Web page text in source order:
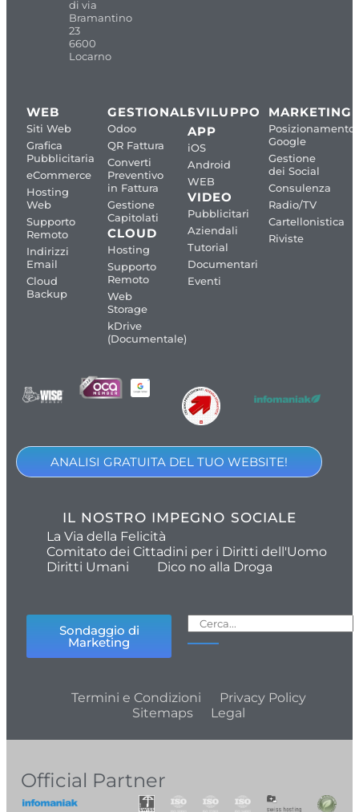
di via
Bramantino
23
6600
Locarno
WEB
Siti Web
Grafica
Pubblicitaria
eCommerce
Hosting
Web
Supporto
Remoto
Indirizzi
Email
Cloud
Backup
GESTIONALI
Odoo
QR Fattura
Converti
Preventivo
in Fattura
Gestione
Capitolati
CLOUD
Hosting
Supporto
Remoto
Web
Storage
kDrive
(Documentale)
SVILUPPO
APP
iOS
Android
WEB
VIDEO
Pubblicitari
Aziendali
Tutorial
Documentari
Eventi
MARKETING
Posizionamento
Google
Gestione
dei Social
Consulenza
Radio/TV
Cartellonistica
Riviste
ANALISI GRATUITA DEL TUO WEBSITE!
IL NOSTRO IMPEGNO SOCIALE
La Via della Felicità
Comitato dei Cittadini per i Diritti dell'Uomo
Diritti Umani
Dico no alla Droga
Sondaggio di
Marketing
Termini e Condizioni
Privacy Policy
Sitemaps
Legal
Official Partner